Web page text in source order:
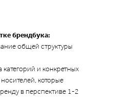
брендбука:
общей структуры
и конкретных
которые
в перспективе 1-2